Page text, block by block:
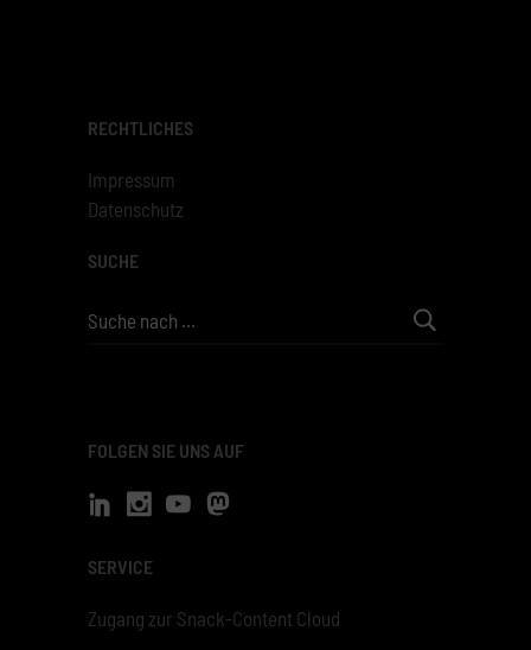
RECHTLICHES
Impressum
Datenschutz
SUCHE
Search
FOLGEN SIE UNS AUF
SERVICE
Zugang zur Snack-Content Cloud